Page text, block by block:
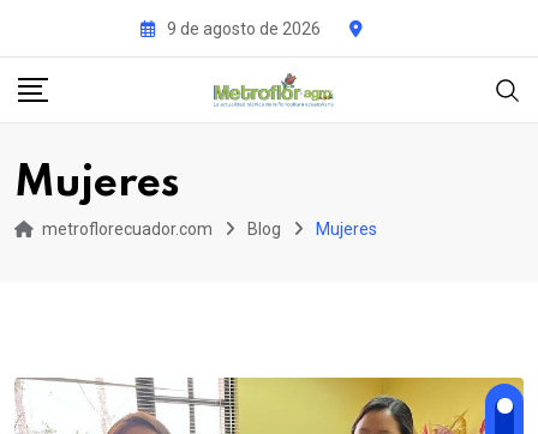
content
9 de agosto de 2026
Mujeres
metroflorecuador.com Blog Mujeres